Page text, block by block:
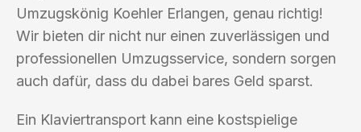
Umzugskönig Koehler Erlangen, genau richtig!
Wir bieten dir nicht nur einen zuverlässigen und
professionellen Umzugsservice, sondern sorgen
auch dafür, dass du dabei bares Geld sparst.
Ein Klaviertransport kann eine kostspielige